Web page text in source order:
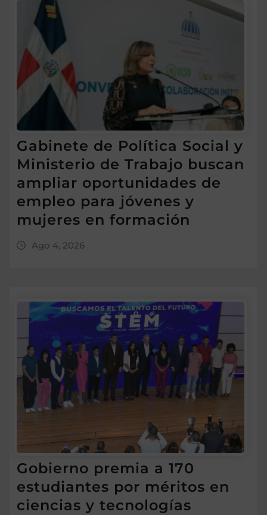
Gabinete de Política Social y
Ministerio de Trabajo buscan
ampliar oportunidades de
empleo para jóvenes y
mujeres en formación
Ago 4, 2026
Gobierno premia a 170
estudiantes por méritos en
ciencias y tecnologías